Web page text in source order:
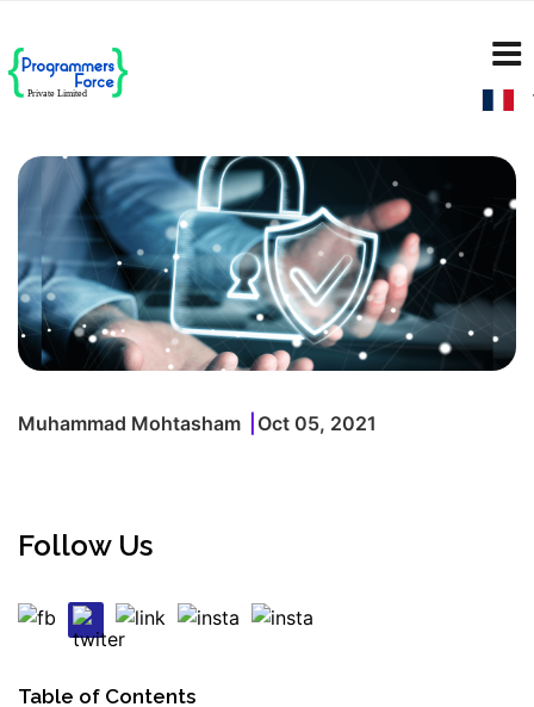
Muhammad Mohtasham Oct 05, 2021
Follow Us
Table of Contents